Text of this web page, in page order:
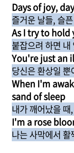
Days of joy,
즐거운 날들, 슬
As I try to hold
붙잡으려 하면
You're just an
당신은 환상일 뿐
When I'm
sand of sleep
내가 깨어났을
I'm a rose
나는 사막에서